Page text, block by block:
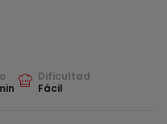
Dificultad
Fácil